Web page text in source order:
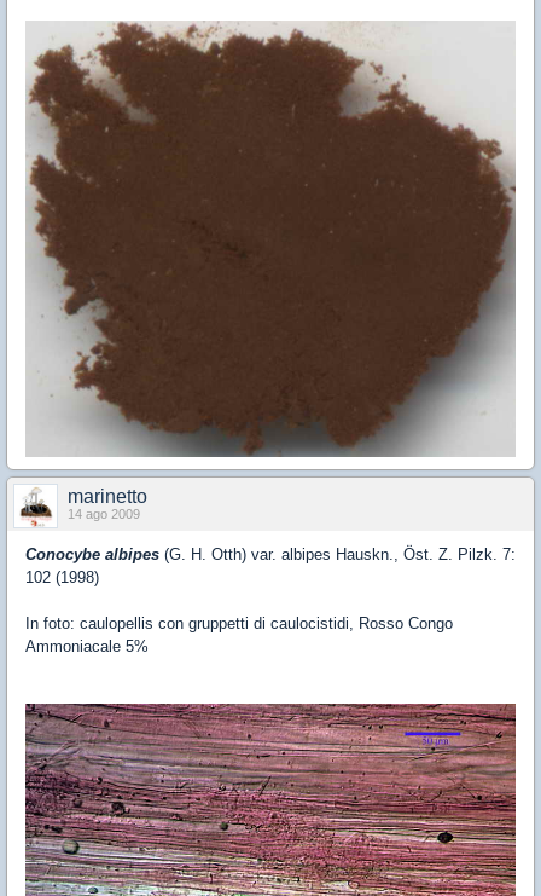
marinetto
14 ago 2009
Conocybe albipes (G. H. Otth) var. albipes Hauskn., Öst. Z. Pilzk. 7:
102 (1998)
In foto: caulopellis con gruppetti di caulocistidi, Rosso Congo
Ammoniacale 5%